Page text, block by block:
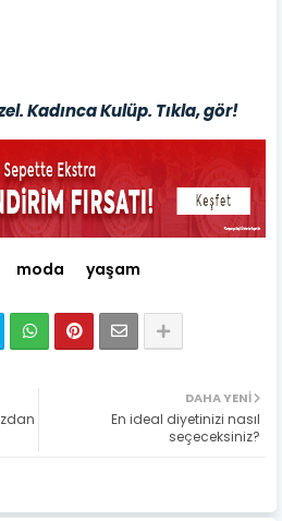
Kadınca Kulüp. Tıkla, gör!
moda yaşam
DAHA YENI
En ideal diyetinizi nasıl
seçeceksiniz?